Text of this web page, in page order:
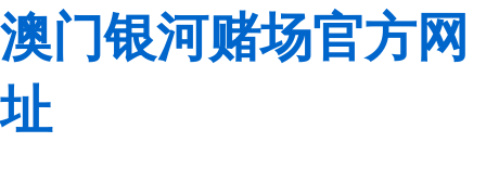
澳门银河赌场官方网
址